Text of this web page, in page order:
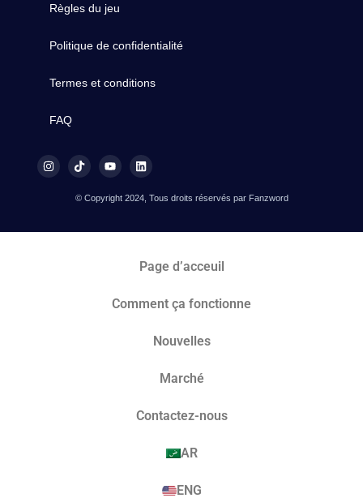
Règles du jeu
Politique de confidentialité
Termes et conditions
FAQ
© Copyright 2024, Tous droits réservés par Fanzword
Page d’acceuil
Comment ça fonctionne
Nouvelles
Marché​
Contactez-nous
AR
ENG